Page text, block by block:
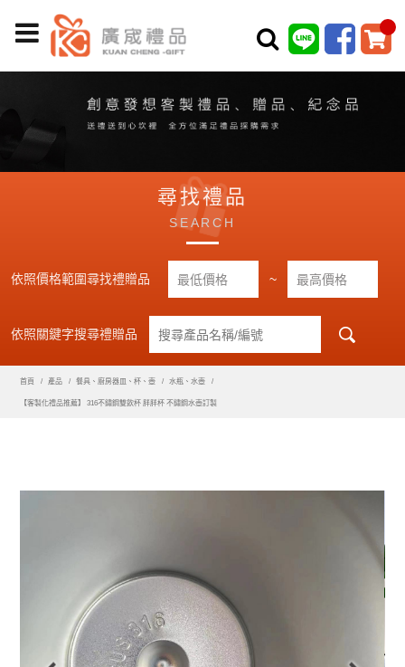
尋找禮品
SEARCH
依照價格範圍尋找禮贈品 ~
依照關鍵字搜尋禮贈品
首頁 產品 餐具、廚房器皿、杯、壺 水瓶、水壺
【客製化禮品推薦】 316不鏽鋼雙飲杯 胖胖杯 不鏽鋼水壺訂製